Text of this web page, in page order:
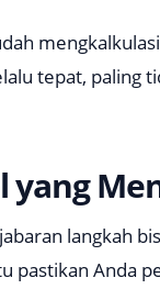
tepat, paling
yang
langkah
pastikan Anda